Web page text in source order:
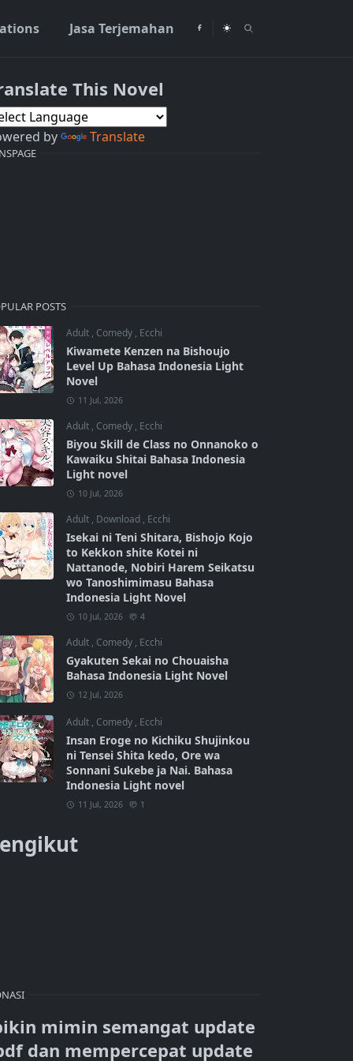
Jasa Terjemahan
This Novel
by Translate
POSTS
Adult , Comedy , Ecchi
Kiwamete Kenzen na Bishoujo
Level Up Bahasa Indonesia Light
Novel
11 Jul, 2026
Adult , Comedy , Ecchi
Biyou Skill de Class no Onnanoko o
Kawaiku Shitai Bahasa Indonesia
Light novel
10 Jul, 2026
Adult , Download , Ecchi
Isekai ni Teni Shitara, Bishojo Kojo
to Kekkon shite Kotei ni
Nattanode, Nobiri Harem Seikatsu
wo Tanoshimimasu Bahasa
Indonesia Light Novel
10 Jul, 2026 4
Adult , Comedy , Ecchi
Gyakuten Sekai no Chouaisha
Bahasa Indonesia Light Novel
12 Jul, 2026
Adult , Comedy , Ecchi
Insan Eroge no Kichiku Shujinkou
ni Tensei Shita kedo, Ore wa
Sonnani Sukebe ja Nai. Bahasa
Indonesia Light novel
11 Jul, 2026 1
mimin semangat update
dan mempercepat update